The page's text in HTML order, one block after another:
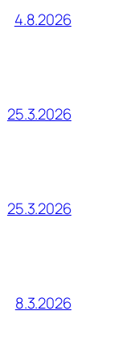
4.8.2026
25.3.2026
25.3.2026
8.3.2026